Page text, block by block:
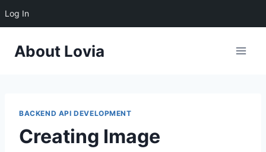
Log In
About Lovia
BACKEND API DEVELOPMENT
Creating Image